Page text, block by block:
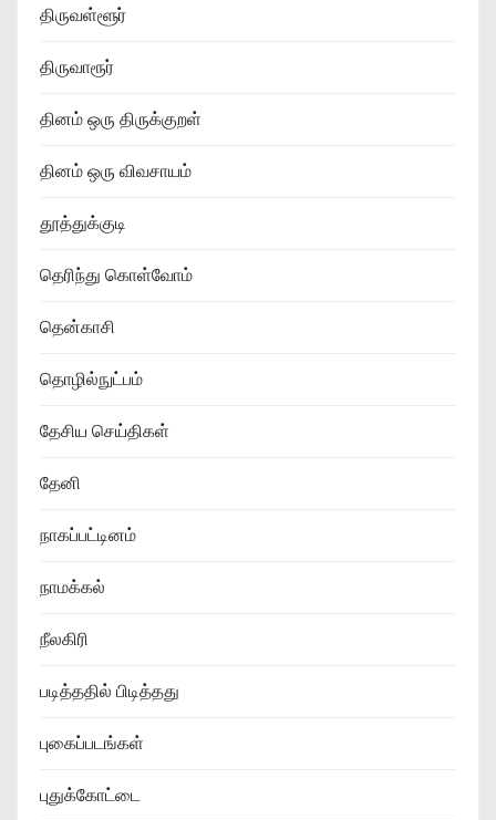
திருவள்ளூர்
திருவாரூர்
தினம் ஒரு திருக்குறள்
தினம் ஒரு விவசாயம்
தூத்துக்குடி
தெரிந்து கொள்வோம்
தென்காசி
தொழில்நுட்பம்
தேசிய செய்திகள்
தேனி
நாகப்பட்டினம்
நாமக்கல்
நீலகிரி
படித்ததில் பிடித்தது
புகைப்படங்கள்
புதுக்கோட்டை